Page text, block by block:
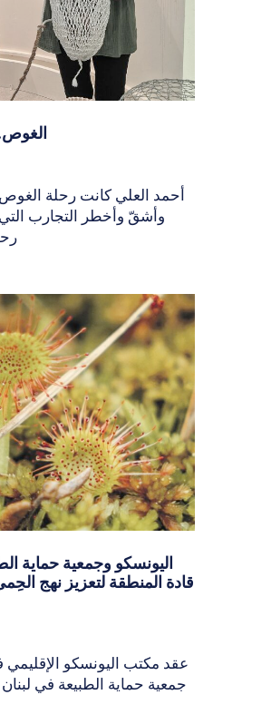
أحمد العلي كانت
وأشقّ وأخطر التجارب
اليونسكو وجمعية حماية
قادة المنطقة لتعزيز نهج
عقد مكتب اليونسكو الإقليمي